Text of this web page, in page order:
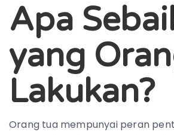
Apa
yang
Lakukan?
Orang tua mempunyai peran